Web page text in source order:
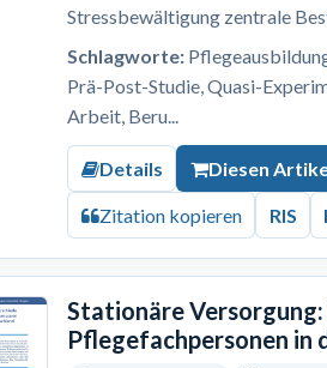
Stressbewältigung zentrale
Schlagworte:
Prä-Post-Studie, Quasi-
Arbeit, Beru...
Details Diesen
Zitation kopieren RIS
Stationäre
Pflegefachpersonen in